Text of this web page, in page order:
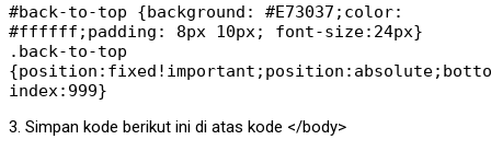
#back-to-top {background: #E73037;color:
#ffffff;padding: 8px 10px; font-size:24px}
.back-to-top
index:999}
3. Simpan kode berikut ini di atas kode </body>